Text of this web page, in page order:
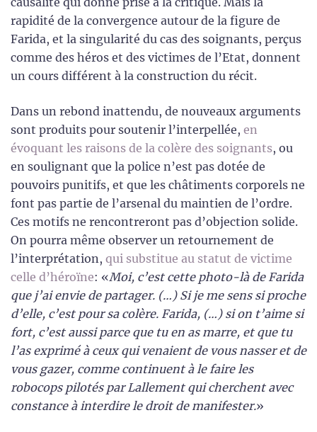
rapidité de la convergence autour de la figure de
Farida, et la singularité du cas des soignants, perçus
comme des héros et des victimes de l’Etat, donnent
un cours différent à la construction du récit.
Dans un rebond inattendu, de nouveaux arguments
sont produits pour soutenir l’interpellée, en
évoquant les raisons de la colère des soignants, ou
en soulignant que la police n’est pas dotée de
pouvoirs punitifs, et que les châtiments corporels ne
font pas partie de l’arsenal du maintien de l’ordre.
Ces motifs ne rencontreront pas d’objection solide.
On pourra même observer un retournement de
l’interprétation, qui substitue au statut de victime
celle d’héroïne: «Moi, c’est cette photo-là de Farida
que j’ai envie de partager. (…) Si je me sens si proche
d’elle, c’est pour sa colère. Farida, (…) si on t’aime si
fort, c’est aussi parce que tu en as marre, et que tu
l’as exprimé à ceux qui venaient de vous nasser et de
vous gazer, comme continuent à le faire les
robocops pilotés par Lallement qui cherchent avec
constance à interdire le droit de manifester.»